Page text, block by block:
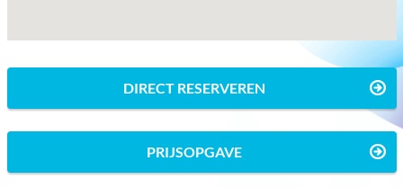
DIRECT RESERVEREN
PRIJSOPGAVE